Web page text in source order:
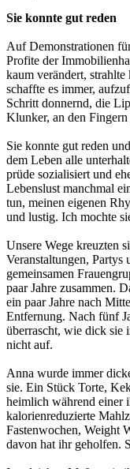
Sie konnte gut reden
Auf Demonstrationen
Profite der
kaum verändert, strahlte
schaffte es immer,
Schritt donnernd, die
Klunker, an den
Sie konnte gut reden
dem Leben alle
prüde sozialisiert und
Lebenslust manchmal
tun, meinen eigenen
und lustig. Ich mochte
Unsere Wege kreuzten
Veranstaltungen, Partys
gemeinsamen
paar Jahre zusammen.
ein paar Jahre nach
Entfernung. Nach fünf
überrascht, wie dick sie
nicht auf.
Anna wurde immer
sie. Ein Stück Torte,
heimlich während einer
kalorienreduzierte
Fastenwochen, Weight
davon hat ihr geholfen.